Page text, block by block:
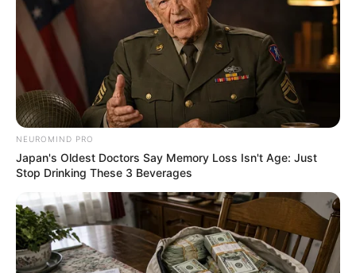
Why Men Dream Of Brazilian Women: 6 Key
Secrets
BUZZ DAY
Guatemala Dental
NEUROMIND PRO
Japan's Oldest Doctors Say Memory Loss Isn't Age: Just
Stop Drinking These 3 Beverages